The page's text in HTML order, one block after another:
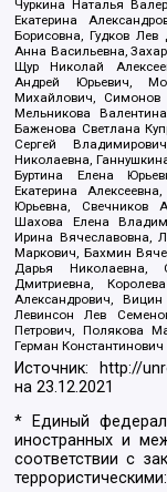
Чуркина Наталья
Екатерина
Борисовна, Гудков
Анна Васильевна,
Щур Николай
Андрей Юрьевич,
Михайлович, Симонов
Мельникова
Баженова Светлана
Сергей
Николаевна,
Буртина Елена
Екатерина
Юрьевна, Свечников
Шахова Елена
Ирина Вячеславовна,
Маркович, Бахмин
Дарья Николаевна,
Дмитриевна,
Александрович,
Левинсон Лев
Петрович, Полякова
Герман Константинович
Источник: http://
на23.12.2021
* Единый
иностранных и
соответствии с
террористическими: